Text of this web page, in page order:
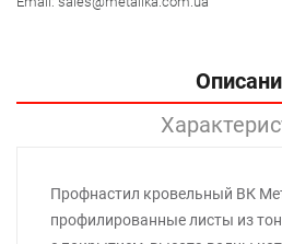
Профнастил кровельный ВК
профилированные листы из